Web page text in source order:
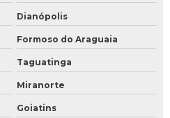
Dianópolis
Formoso do Araguaia
Taguatinga
Miranorte
Goiatins